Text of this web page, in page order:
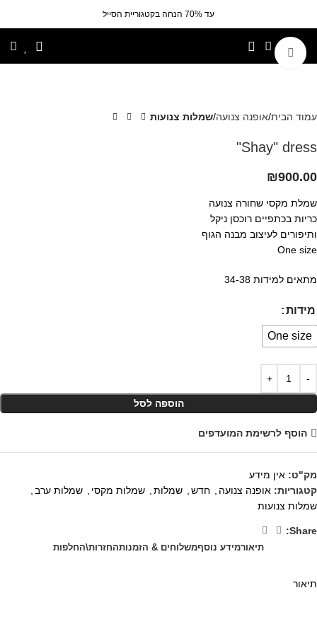
עד 70% הנחה בקטגוריית הסייל
לחצי להגדלה
עמוד הבית אופנה צנועה שמלות צנועות
Shay" dress"
₪900.00
שמלת מקסי שחורה צנועה
כריות בכתפיים רוכסן ניקל
ותיפורים לעיצוב מבנה הגוף
One size
מתאים למידות 34-38
מידות
One size
הוספה לסל
הוסף לרשימת המועדפים
מק"ט: אין מידע
קטגוריות: אופנה צנועה חדש שמלות שמלות מקסי שמלות ערב
שמלות צנועות
Share:
תיאורמידע נוסףמשלוחים & הזמנותהחזרות\החלפות
תיאור